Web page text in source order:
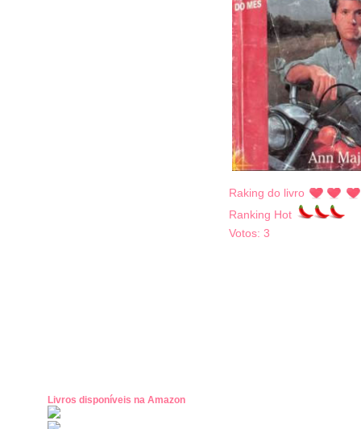
Livros disponíveis na Amazon
Raking do livro
Ranking Hot
Votos: 3